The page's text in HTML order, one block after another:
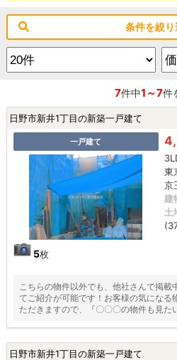
条件を絞
7件中1～7件
日野市新井1丁目の新築一戸建て
一戸建て
5枚
東
京
建
土
こちらの物件以外でも、他社さんで掲載
てご紹介が可能です！お客様の気になる
ただきますので、『〇〇〇の物件も見た
日野市新井1丁目の新築一戸建て